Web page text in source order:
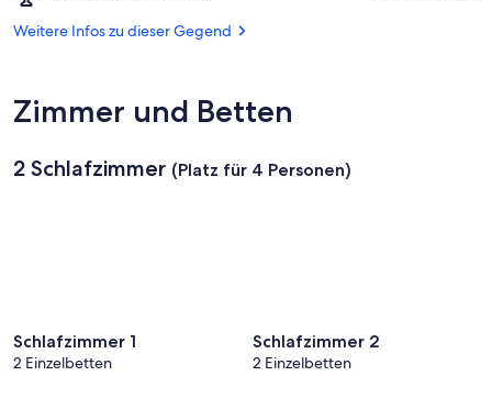
(CGN-
Weitere Infos zu dieser Gegend
Zimmer und Betten
2 Schlafzimmer (Platz für 4 Personen)
Schlafzimmer 1
2 Einzelbetten
Schlafzimmer 2
2 Einzelbetten